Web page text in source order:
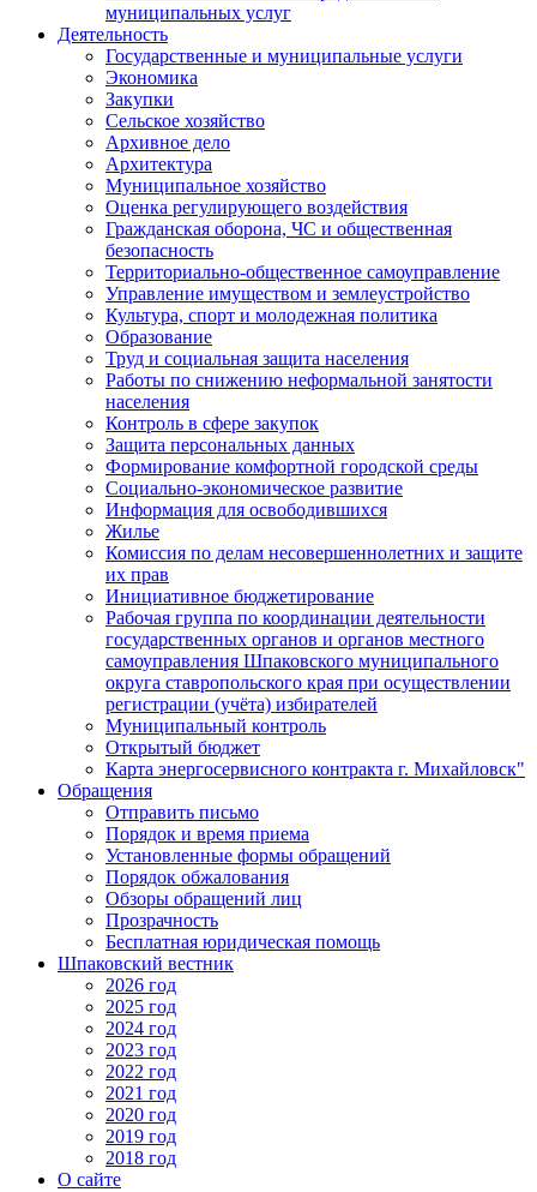
муниципальных услуг
Деятельность
Государственные и муниципальные услуги
Экономика
Закупки
Сельское хозяйство
Архивное дело
Архитектура
Муниципальное хозяйство
Оценка регулирующего воздействия
Гражданская оборона, ЧС и общественная
безопасность
Территориально-общественное самоуправление
Управление имуществом и землеустройство
Культура, спорт и молодежная политика
Образование
Труд и социальная защита населения
Работы по снижению неформальной занятости
населения
Контроль в сфере закупок
Защита персональных данных
Формирование комфортной городской среды
Социально-экономическое развитие
Информация для освободившихся
Жилье
Комиссия по делам несовершеннолетних и защите
их прав
Инициативное бюджетирование
Рабочая группа по координации деятельности
государственных органов и органов местного
самоуправления Шпаковского муниципального
округа ставропольского края при осуществлении
регистрации (учёта) избирателей
Муниципальный контроль
Открытый бюджет
Карта энергосервисного контракта г. Михайловск"
Обращения
Отправить письмо
Порядок и время приема
Установленные формы обращений
Порядок обжалования
Обзоры обращений лиц
Прозрачность
Бесплатная юридическая помощь
Шпаковский вестник
2026 год
2025 год
2024 год
2023 год
2022 год
2021 год
2020 год
2019 год
2018 год
О сайте